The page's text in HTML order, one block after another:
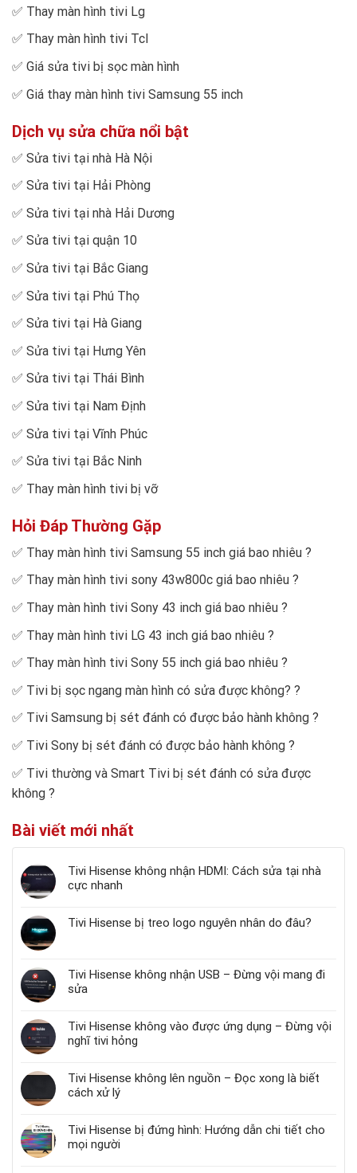
✅ Thay màn hình tivi Lg
✅ Thay màn hình tivi Tcl
✅ Giá sửa tivi bị sọc màn hình
✅ Giá thay màn hình tivi Samsung 55 inch
Dịch vụ sửa chữa nổi bật
✅ Sửa tivi tại nhà Hà Nội
✅ Sửa tivi tại Hải Phòng
✅ Sửa tivi tại nhà Hải Dương
✅ Sửa tivi tại quận 10
✅ Sửa tivi tại Bắc Giang
✅ Sửa tivi tại Phú Thọ
✅ Sửa tivi tại Hà Giang
✅ Sửa tivi tại Hưng Yên
✅ Sửa tivi tại Thái Bình
✅ Sửa tivi tại Nam Định
✅ Sửa tivi tại Vĩnh Phúc
✅ Sửa tivi tại Bắc Ninh
✅ Thay màn hình tivi bị vỡ
Hỏi Đáp Thường Gặp
✅ Thay màn hình tivi Samsung 55 inch giá bao nhiêu ?
✅ Thay màn hình tivi sony 43w800c giá bao nhiêu ?
✅ Thay màn hình tivi Sony 43 inch giá bao nhiêu ?
✅ Thay màn hình tivi LG 43 inch giá bao nhiêu ?
✅ Thay màn hình tivi Sony 55 inch giá bao nhiêu ?
✅ Tivi bị sọc ngang màn hình có sửa được không? ?
✅ Tivi Samsung bị sét đánh có được bảo hành không ?
✅ Tivi Sony bị sét đánh có được bảo hành không ?
✅ Tivi thường và Smart Tivi bị sét đánh có sửa được
không ?
Bài viết mới nhất
Tivi Hisense không nhận HDMI: Cách sửa tại nhà
cực nhanh
Tivi Hisense bị treo logo nguyên nhân do đâu?
Tivi Hisense không nhận USB – Đừng vội mang đi
sửa
Tivi Hisense không vào được ứng dụng – Đừng vội
nghĩ tivi hỏng
Tivi Hisense không lên nguồn – Đọc xong là biết
cách xử lý
Tivi Hisense bị đứng hình: Hướng dẫn chi tiết cho
mọi người